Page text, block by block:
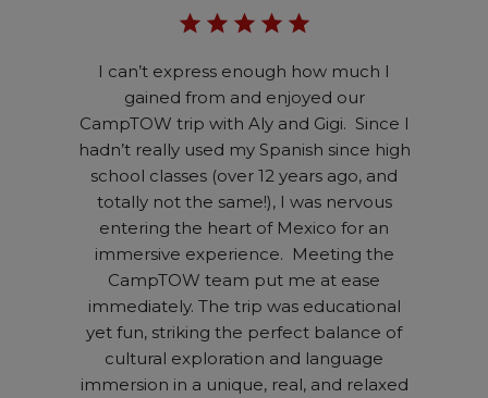
I can’t express enough how much I
gained from and enjoyed our
CampTOW trip with Aly and Gigi. Since I
hadn’t really used my Spanish since high
school classes (over 12 years ago, and
totally not the same!), I was nervous
entering the heart of Mexico for an
immersive experience. Meeting the
CampTOW team put me at ease
immediately. The trip was educational
yet fun, striking the perfect balance of
cultural exploration and language
immersion in a unique, real, and relaxed